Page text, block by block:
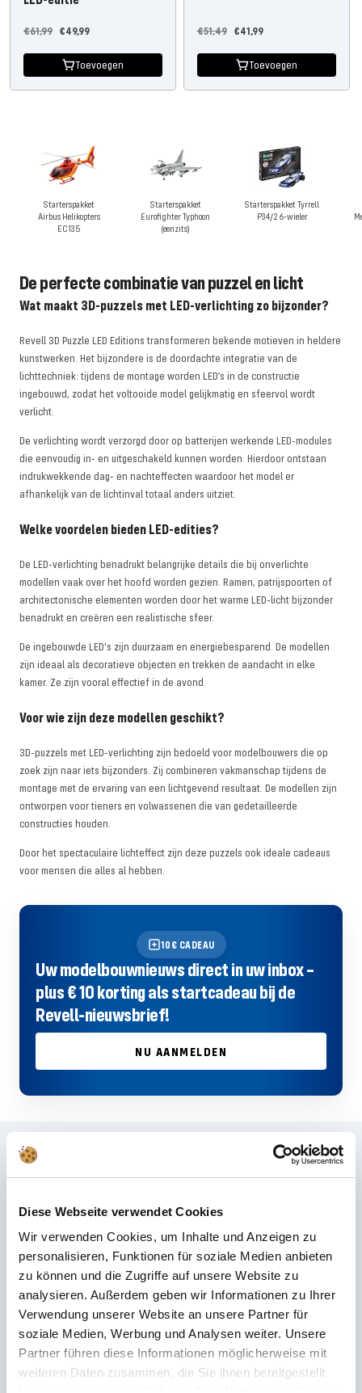
Diese Webseite verwendet Cookies
Wir verwenden Cookies, um Inhalte und Anzeigen zu
personalisieren, Funktionen für soziale Medien anbieten
zu können und die Zugriffe auf unsere Website zu
analysieren. Außerdem geben wir Informationen zu Ihrer
Verwendung unserer Website an unsere Partner für
soziale Medien, Werbung und Analysen weiter. Unsere
Partner führen diese Informationen möglicherweise mit
weiteren Daten zusammen, die Sie ihnen bereitgestellt
Aanbiedingsprijs
€49,99
Normale
€61,99
Toevoegen
Aanbiedingsprijs
€41,99
Normale
€51,49
Toevoegen
Starterspakket
Airbus Helikopters
EC135
Starterspakket
Eurofighter Typhoon
(eenzits)
Starterspakket Tyrrell
P34/2 6-wieler
De perfecte combinatie van puzzel en licht
Wat maakt 3D-puzzels met LED-verlichting zo bijzonder?
Revell 3D Puzzle LED Editions transformeren bekende motieven in heldere
kunstwerken. Het bijzondere is de doordachte integratie van de
lichttechniek: tijdens de montage worden LED’s in de constructie
ingebouwd, zodat het voltooide model gelijkmatig en sfeervol wordt
verlicht.
De verlichting wordt verzorgd door op batterijen werkende LED-modules
die eenvoudig in- en uitgeschakeld kunnen worden. Hierdoor ontstaan ​​
indrukwekkende dag- en nachteffecten waardoor het model er
afhankelijk van de lichtinval totaal anders uitziet.
Welke voordelen bieden LED-edities?
De LED-verlichting benadrukt belangrijke details die bij onverlichte
modellen vaak over het hoofd worden gezien. Ramen, patrijspoorten of
architectonische elementen worden door het warme LED-licht bijzonder
benadrukt en creëren een realistische sfeer.
De ingebouwde LED's zijn duurzaam en energiebesparend. De modellen
zijn ideaal als decoratieve objecten en trekken de aandacht in elke
kamer. Ze zijn vooral effectief in de avond.
Voor wie zijn deze modellen geschikt?
3D-puzzels met LED-verlichting zijn bedoeld voor modelbouwers die op
zoek zijn naar iets bijzonders. Zij combineren vakmanschap tijdens de
montage met de ervaring van een lichtgevend resultaat. De modellen zijn
ontworpen voor tieners en volwassenen die van gedetailleerde
constructies houden.
Door het spectaculaire lichteffect zijn deze puzzels ook ideale cadeaus
voor mensen die alles al hebben.
10€ CADEAU
Uw modelbouwnieuws direct in uw inbox –
plus € 10 korting als startcadeau bij de
Revell-nieuwsbrief!
NU AANMELDEN
Veelgestelde vragen
over onze producten? De onzeKlantenservice
bij – snel, vakkundig en persoonlijk. Of het nu gaat om technische details,
reserveonderdelen of gebruikstips: wij staan ​​voor u klaar.
24/7 ondersteuning
Telefoon
+49 (0) 800 22 77 372 / +43 (0) 662 88 921 333